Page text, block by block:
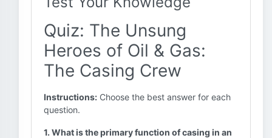
Quiz: The Unsung
Heroes of Oil & Gas:
The Casing Crew
Instructions: Choose the best answer for each
question.
1. What is the primary function of casing in an